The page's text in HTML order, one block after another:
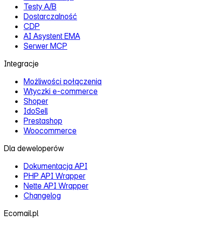
Testy A/B
Dostarczalność
CDP
AI Asystent EMA
Serwer MCP
Integracje
Możliwości połączenia
Wtyczki e‑commerce
Shoper
IdoSell
Prestashop
Woocommerce
Dla deweloperów
Dokumentacja API
PHP API Wrapper
Nette API Wrapper
Changelog
Ecomail.pl